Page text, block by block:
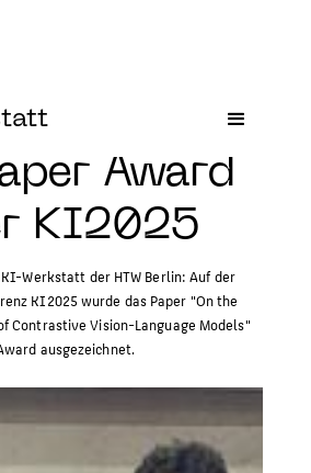
Award
KI2025
Werkstatt der HTW Berlin: Auf der
KI2025 wurde das Paper "On the
Contrastive Vision-Language Models"
ausgezeichnet.